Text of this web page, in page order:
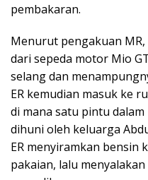
pembakaran.
Menurut pengakuan
dari sepeda motor Mio
selang dan
ER kemudian masuk ke
di mana satu pintu
dihuni oleh keluarga
ER menyiramkan bensin
pakaian, lalu